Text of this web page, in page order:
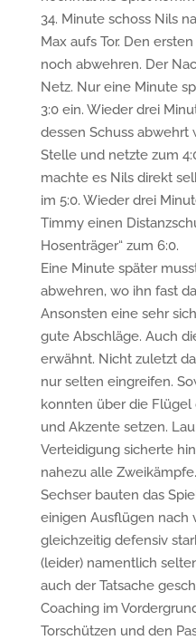
34. Minute schoss Nils
Max aufs Tor. Den
noch abwehren. Der
Netz. Nur eine Minute
3:0 ein. Wieder drei
dessen Schuss abwehrt
Stelle und netzte zum
machte es Nils direkt
im 5:0. Wieder drei
Timmy einen
Hosenträger“ zum 6:0.
Eine Minute später
abwehren, wo ihn fast
Ansonsten eine sehr
gute Abschläge. Auch
erwähnt. Nicht zuletzt
nur selten eingreifen.
konnten über die Flügel
und Akzente setzen.
Verteidigung sicherte
nahezu alle
Sechser bauten das
einigen Ausflügen nach
gleichzeitig defensiv
(leider) namentlich
auch der Tatsache
Coaching im
Torschützen und den